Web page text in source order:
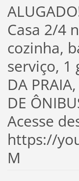
Casa 2/4
cozinha,
serviço, 1
DA
DE
Acesse
https://
M